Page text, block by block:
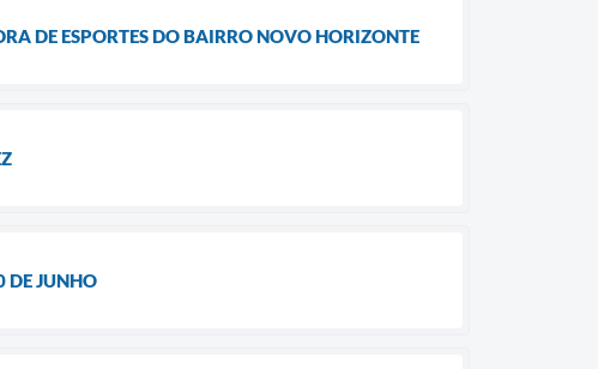
DE ESPORTES DO BAIRRO NOVO HORIZONTE
DE JUNHO